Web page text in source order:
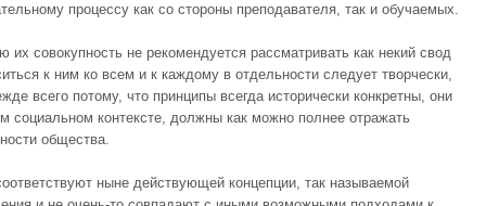
процессу как со стороны преподавателя, так и обучаемых.
совокупность не рекомендуется рассматривать как некий свод
к ним ко всем и к каждому в отдельности следует творчески,
всего потому, что принципы всегда исторически конкретны, они
социальном контексте, должны как можно полнее отражать
общества.
ныне действующей концепции, так называемой